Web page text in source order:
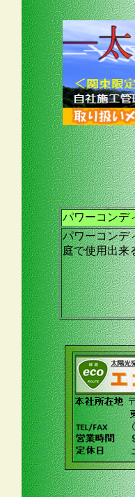
パワーコンデ
パワーコンデ
庭で使用出来